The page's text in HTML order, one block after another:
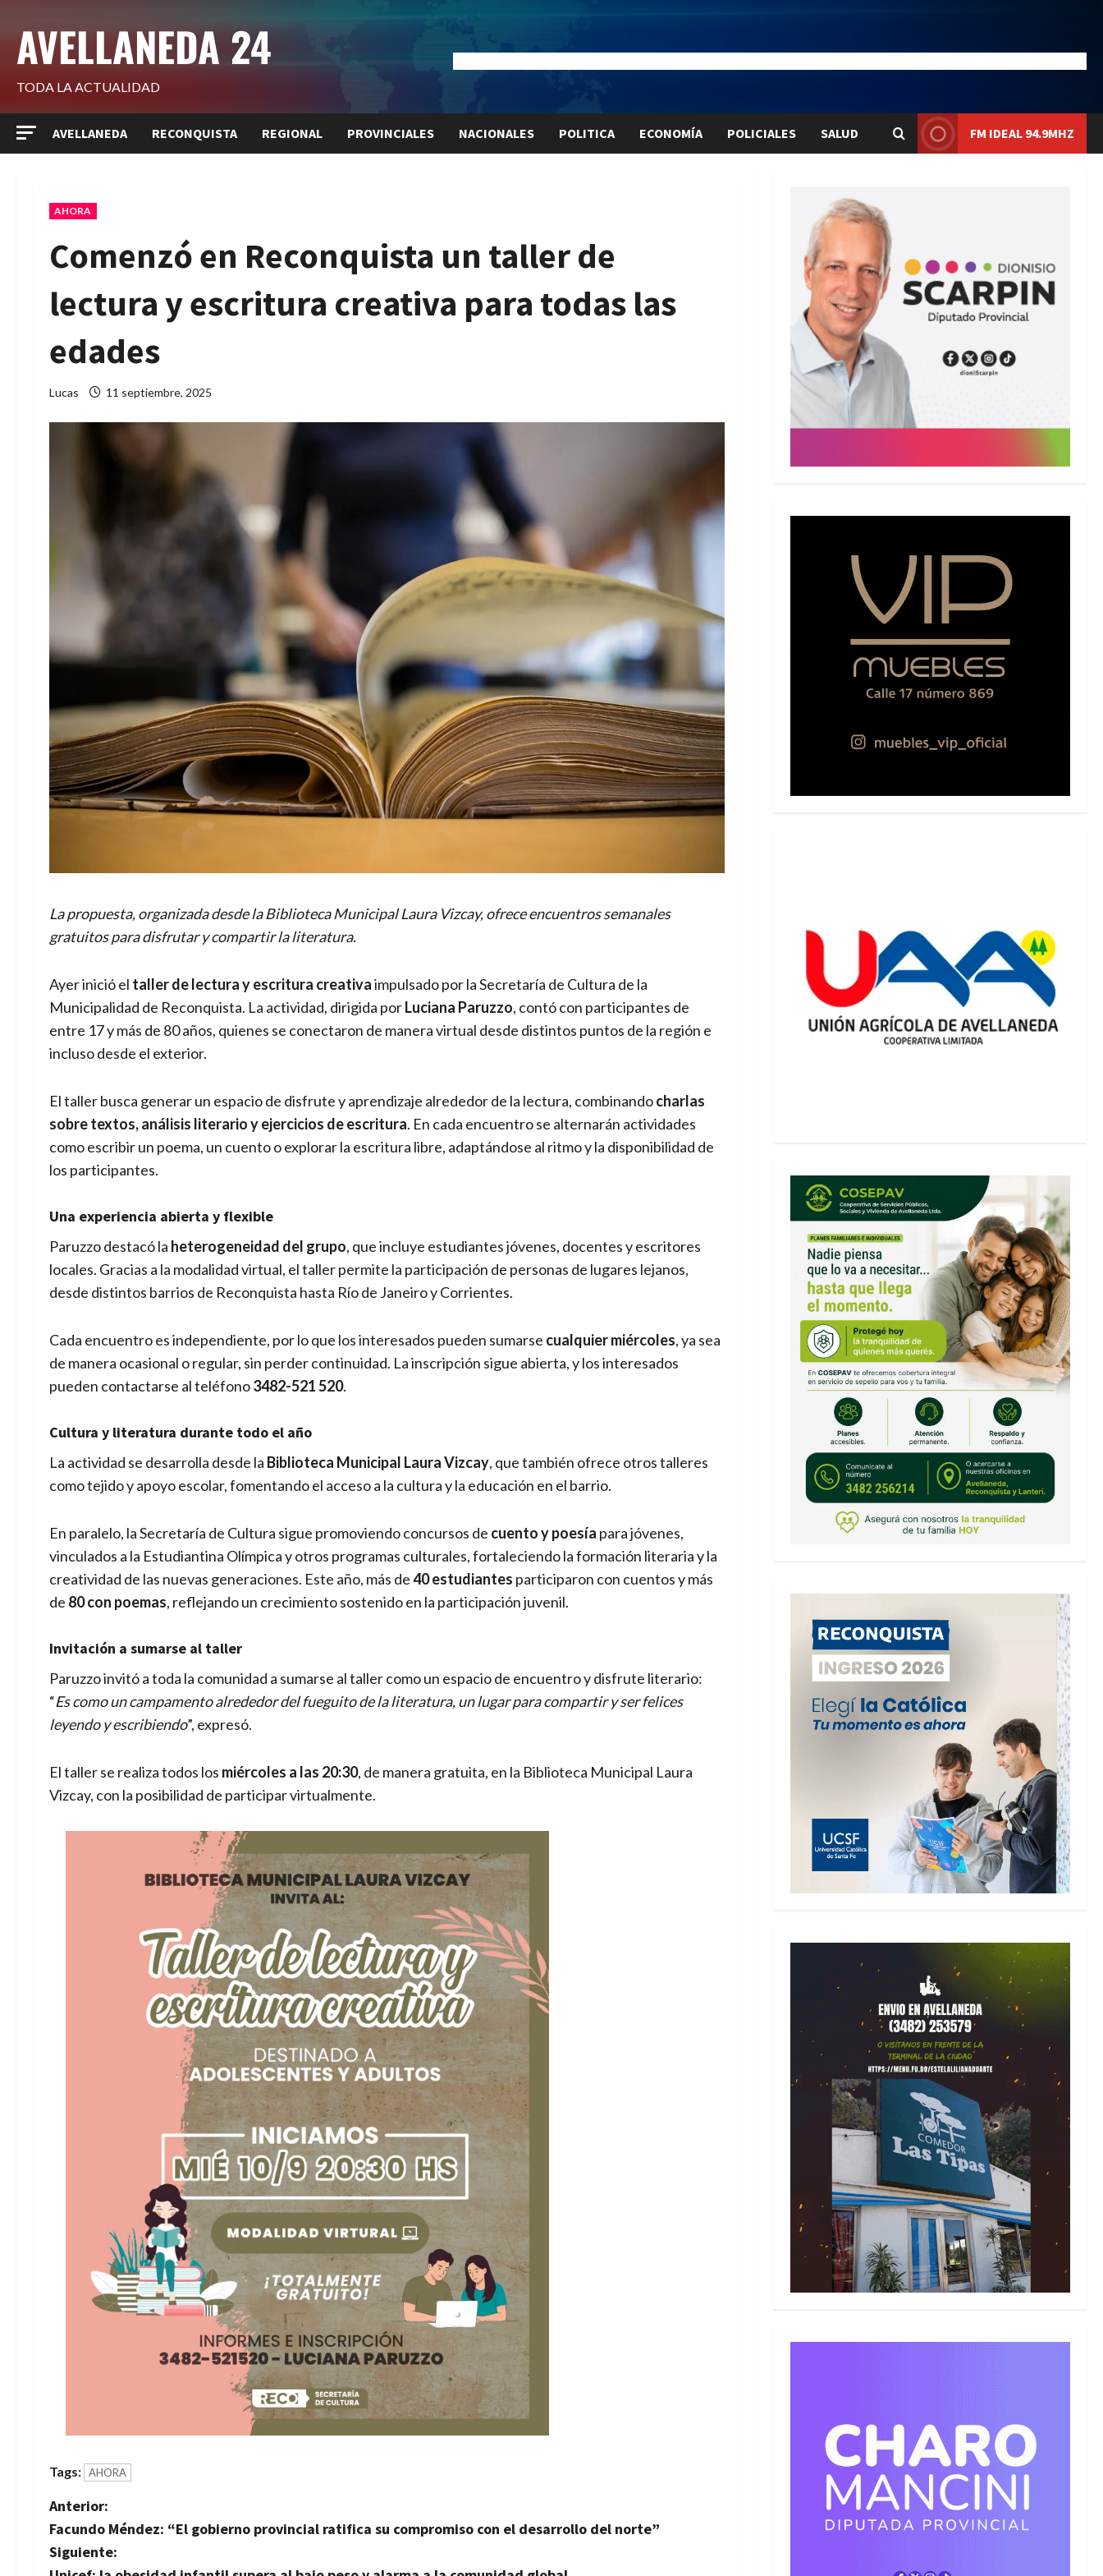
contenido
AVELLANEDA 24
TODA LA ACTUALIDAD
AVELLANEDA RECONQUISTA REGIONAL PROVINCIALES NACIONALES POLITICA ECONOMÍA POLICIALES SALUD FM IDEAL 94.9MHZ
AHORA
Comenzó en Reconquista un taller de
lectura y escritura creativa para todas las
edades
Lucas 11 septiembre, 2025
La propuesta, organizada desde la Biblioteca Municipal Laura Vizcay, ofrece encuentros semanales
gratuitos para disfrutar y compartir la literatura.
Ayer inició el taller de lectura y escritura creativaimpulsado por la Secretaría de Cultura de la
Municipalidad de Reconquista. La actividad, dirigida porLuciana Paruzzo, contó con participantes de
entre 17 y más de 80 años, quienes se conectaron de manera virtual desde distintos puntos de la región e
incluso desde el exterior.
El taller busca generar un espacio de disfrute y aprendizaje alrededor de la lectura, combinandocharlas
sobre textos, análisis literario y ejercicios de escritura. En cada encuentro se alternarán actividades
como escribir un poema, un cuento o explorar la escritura libre, adaptándose al ritmo y la disponibilidad de
los participantes.
Una experiencia abierta y flexible
Paruzzo destacó la heterogeneidad del grupo, que incluye estudiantes jóvenes, docentes y escritores
locales. Gracias a la modalidad virtual, el taller permite la participación de personas de lugares lejanos,
desde distintos barrios de Reconquista hasta Río de Janeiro y Corrientes.
Cada encuentro es independiente, por lo que los interesados pueden sumarse cualquier miércoles, ya sea
de manera ocasional o regular, sin perder continuidad. La inscripción sigue abierta, y los interesados
pueden contactarse al teléfono3482-521 520.
Cultura y literatura durante todo el año
La actividad se desarrolla desde la Biblioteca Municipal Laura Vizcay, que también ofrece otros talleres
como tejido y apoyo escolar, fomentando el acceso a la cultura y la educación en el barrio.
En paralelo, la Secretaría de Cultura sigue promoviendo concursos de cuento y poesía para jóvenes,
vinculados a la Estudiantina Olímpica y otros programas culturales, fortaleciendo la formación literaria y la
creatividad de las nuevas generaciones. Este año, más de40 estudiantes participaron con cuentos y más
de 80 con poemas, reflejando un crecimiento sostenido en la participación juvenil.
Invitación a sumarse al taller
Paruzzo invitó a toda la comunidad a sumarse al taller como un espacio de encuentro y disfrute literario:
“Es como un campamento alrededor del fueguito de la literatura, un lugar para compartir y ser felices
leyendo y escribiendo”, expresó.
El taller se realiza todos los miércoles a las 20:30, de manera gratuita, en la Biblioteca Municipal Laura
Vizcay, con la posibilidad de participar virtualmente.
Tags: AHORA
N
a
Anterior:
Facundo Méndez: “El gobierno provincial ratifica su compromiso con el desarrollo del norte”
Siguiente: